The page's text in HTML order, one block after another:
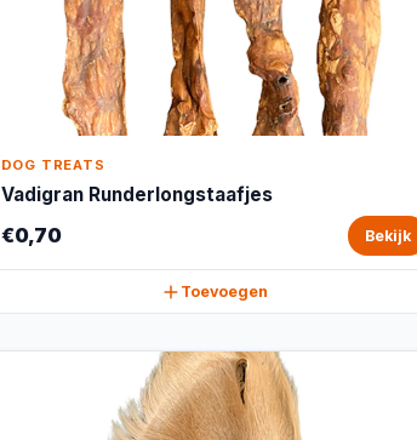
DOG TREATS
Vadigran Runderlongstaafjes
€0,70 Bekijk
Toevoegen